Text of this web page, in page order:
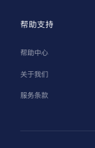
帮助支持
帮助中心
关于我们
服务条款